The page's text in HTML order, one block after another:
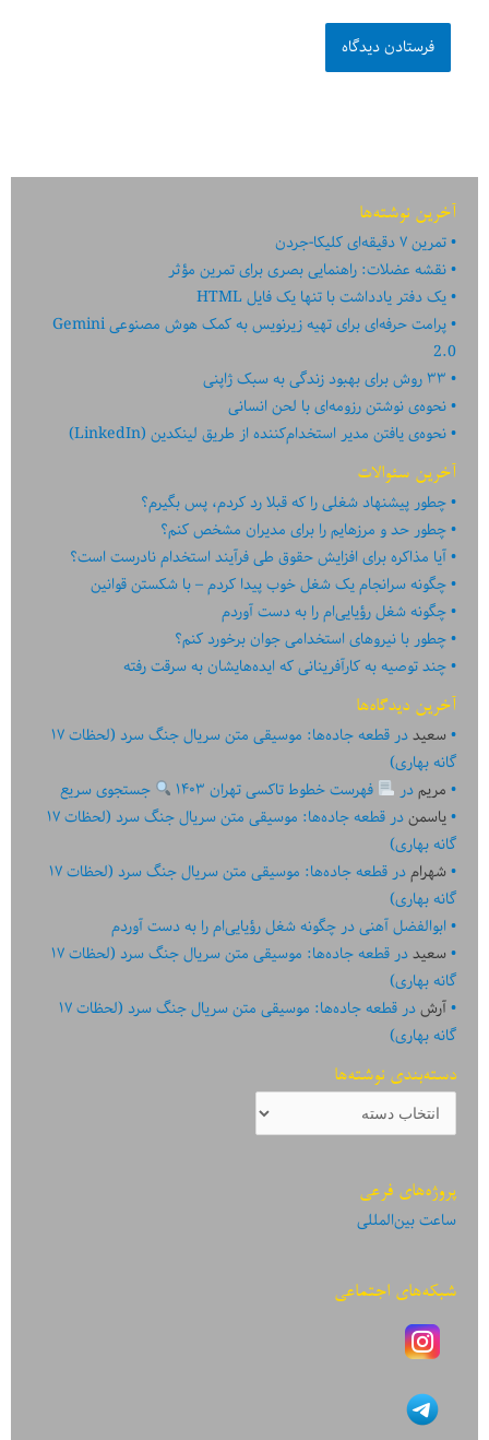
آخرین نوشته‌ها
تمرین ۷ دقیقه‌ای کلیکا-جردن
نقشه عضلات: راهنمایی بصری برای تمرین مؤثر
یک دفتر یادداشت با تنها یک فایل HTML
پرامت حرفه‌ای برای تهیه زیرنویس به کمک هوش مصنوعی Gemini
2.0
۳۳ روش برای بهبود زندگی به سبک ژاپنی
نحوه‌ی نوشتن رزومه‌ای با لحن انسانی
نحوه‌ی یافتن مدیر استخدام‌کننده از طریق لینکدین (LinkedIn)
آخرین سئوالات
چطور پیشنهاد شغلی را که قبلا رد کردم، پس بگیرم؟
چطور حد و مرزهایم را برای مدیران مشخص کنم؟
آیا مذاکره برای افزایش حقوق طی فرآیند استخدام نادرست است؟
چگونه سرانجام یک شغل خوب پیدا کردم – با شکستن قوانین
چگونه شغل رؤیایی‌ام را به دست آوردم
چطور با نیروهای استخدامی جوان برخورد کنم؟
چند توصیه به کارآفرینانی که ایده‏‏‌‏‏‌هایشان به سرقت رفته
آخرین دیدگاه‌ها
سعیددر
قطعه جاده‌ها: موسیقی متن سریال جنگ سرد (لحظات ۱۷
گانه بهاری)
مریمدر فهرست خطوط تاکسی تهران ۱۴۰۳
جستجوی سریع
یاسمندر
قطعه جاده‌ها: موسیقی متن سریال جنگ سرد (لحظات ۱۷
گانه بهاری)
شهرامدر
قطعه جاده‌ها: موسیقی متن سریال جنگ سرد (لحظات ۱۷
گانه بهاری)
ابوالفضل آهنیدر چگونه شغل رؤیایی‌ام را به دست آوردم
سعیددر
قطعه جاده‌ها: موسیقی متن سریال جنگ سرد (لحظات ۱۷
گانه بهاری)
آرشدر
قطعه جاده‌ها: موسیقی متن سریال جنگ سرد (لحظات ۱۷
گانه بهاری)
دسته‌بندی نوشته‌ها
دسته‌بندی
نوشته‌ها
پروژه‌های فرعی
ساعت بین‌المللی
شبکه‌های اجتماعی